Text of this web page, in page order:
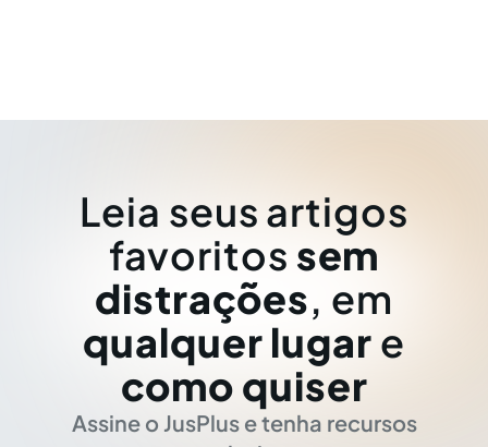
Leia seus artigos
favoritos sem
distrações, em
qualquer lugar e
como quiser
Assine o JusPlus e tenha recursos